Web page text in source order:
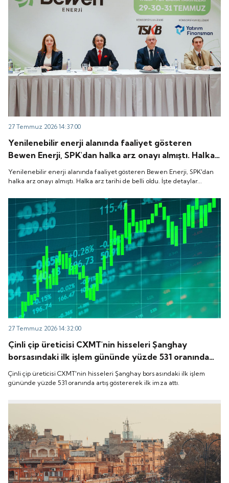
27 Temmuz 2026 14:37:00
Yenilenebilir enerji alanında faaliyet gösteren
Bewen Enerji, SPK'dan halka arz onayı almıştı. Halka
arz tarihi de belli oldu. İşte detaylar...
Yenilenebilir enerji alanında faaliyet gösteren Bewen Enerji, SPK'dan
halka arz onayı almıştı. Halka arz tarihi de belli oldu. İşte detaylar...
27 Temmuz 2026 14:32:00
Çinli çip üreticisi CXMT'nin hisseleri Şanghay
borsasındaki ilk işlem gününde yüzde 531 oranında
artış göstererek ilk imza attı.
Çinli çip üreticisi CXMT'nin hisseleri Şanghay borsasındaki ilk işlem
gününde yüzde 531 oranında artış göstererek ilk imza attı.